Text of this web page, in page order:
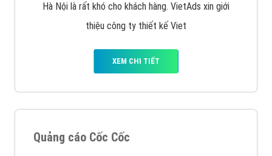
Hà Nội là rất khó cho khách hàng. VietAds xin giới
thiệu công ty thiết kế Viet
XEM CHI TIẾT
Quảng cáo Cốc Cốc